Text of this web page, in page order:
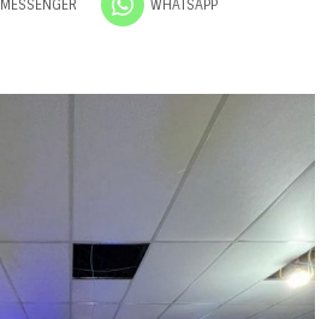
MESSENGER WHATSAPP